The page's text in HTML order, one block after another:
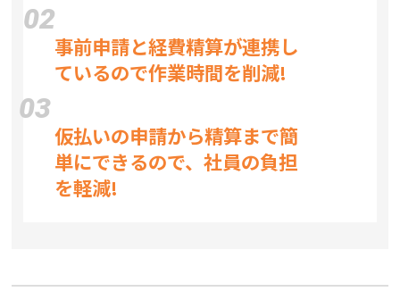
02
事前申請と経費精算が連携し
ているので作業時間を削減!
03
仮払いの申請から精算まで簡
単にできるので、社員の負担
を軽減!